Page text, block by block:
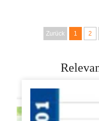
Machmaschine,
Zurück 1 2